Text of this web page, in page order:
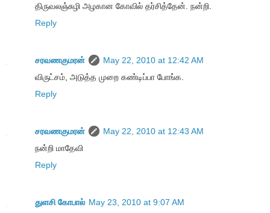
திருவலஞ்சுழி அழகான கோவில் தர்சித்தேன். நன்றி.
Reply
சரவணகுமரன்
May 22, 2010 at 12:42 AM
விருட்சம், அடுத்த முறை கண்டிப்பா போங்க.
Reply
சரவணகுமரன்
May 22, 2010 at 12:43 AM
நன்றி மாதேவி
Reply
துளசி கோபால் May 23, 2010 at 9:07 AM